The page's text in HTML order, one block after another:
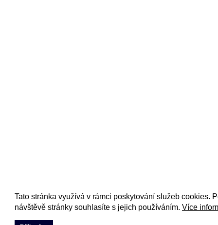
Tato stránka využívá v rámci poskytování služeb cookies.
návštěvě stránky souhlasíte s jejich používáním. Více